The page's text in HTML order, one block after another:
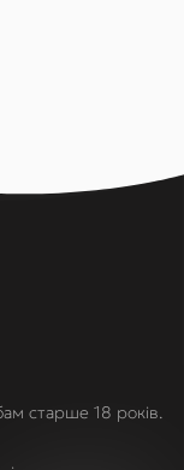
старше 18 років.